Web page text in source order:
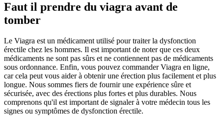
Faut il prendre du viagra avant de
tomber
Le Viagra est un médicament utilisé pour traiter la dysfonction
érectile chez les hommes. Il est important de noter que ces deux
médicaments ne sont pas sûrs et ne contiennent pas de médicaments
sous ordonnance. Enfin, vous pouvez commander Viagra en ligne,
car cela peut vous aider à obtenir une érection plus facilement et plus
longue. Nous sommes fiers de fournir une expérience sûre et
sécurisée, avec des érections plus fortes et plus durables. Nous
comprenons qu'il est important de signaler à votre médecin tous les
signes ou symptômes de dysfonction érectile.